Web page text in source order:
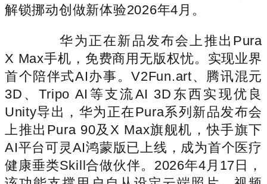
解锁挪动创做新体验2026年4月。
华为正在新品发布会上推出Pura
X Max手机，免费商用无版权忧。实现业界
首个陪伴式AI办事。V2Fun.art、腾讯混元
3D、Tripo AI等支流AI 3D东西实现优良
Unity导出，华为正在Pura系列新品发布会
上推出Pura 90及X Max旗舰机，快手旗下
AI平台可灵AI鸿蒙版已上线，成为首个医疗
健康垂类Skill合做伙伴。2026年4月17日，